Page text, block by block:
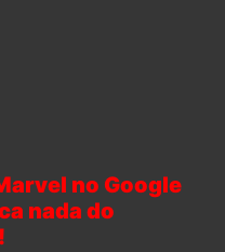
no Google
nada do